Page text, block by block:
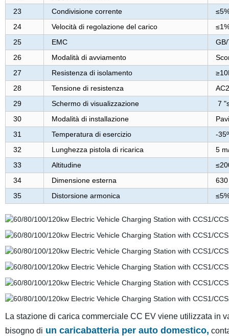
23
Condivisione corrente
24
Velocità di regolazione del carico
25
EMC
26
Modalità di avviamento
27
Resistenza di isolamento
28
Tensione di resistenza
29
Schermo di visualizzazione
7
30
Modalità di installazione
31
Temperatura di esercizio
-
32
Lunghezza pistola di ricarica
5
33
Altitudine
34
Dimensione esterna
35
Distorsione armonica
La stazione di carica commerciale CC EV viene utilizzata in
bisogno di un caricabatteria per auto domestico,